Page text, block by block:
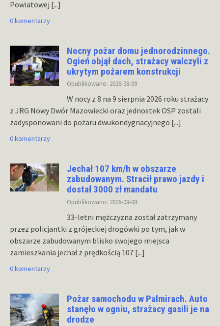
Powiatowej [...]
0 komentarzy
Nocny pożar domu jednorodzinnego.
Ogień objął dach, strażacy walczyli z
ukrytym pożarem konstrukcji
Opublikowano: 2026-08-09
W nocy z 8 na 9 sierpnia 2026 roku strażacy
z JRG Nowy Dwór Mazowiecki oraz jednostek OSP zostali
zadysponowani do pożaru dwukondygnacyjnego [...]
0 komentarzy
Jechał 107 km/h w obszarze
zabudowanym. Stracił prawo jazdy i
dostał 3000 zł mandatu
Opublikowano: 2026-08-08
33-letni mężczyzna został zatrzymany
przez policjantki z grójeckiej drogówki po tym, jak w
obszarze zabudowanym blisko swojego miejsca
zamieszkania jechał z prędkością 107 [...]
0 komentarzy
Pożar samochodu w Palmirach. Auto
stanęło w ogniu, strażacy gasili je na
drodze